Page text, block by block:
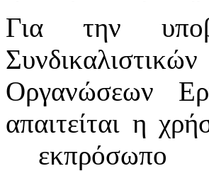
Για την
Οργανώσεων
απαιτείται η
εκπρόσωπο